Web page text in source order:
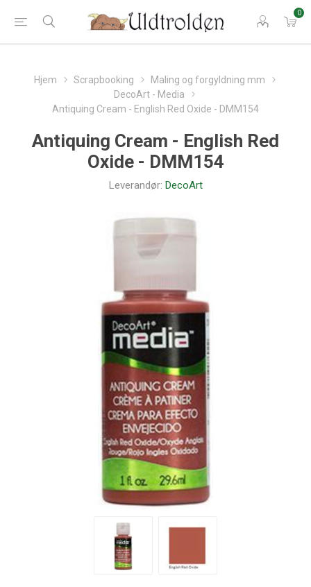
0
Hjem Scrapbooking
Maling og forgyldning mm
DecoArt - Media
Antiquing Cream - English Red Oxide - DMM154
Antiquing Cream - English Red
Oxide - DMM154
Leverandør: DecoArt